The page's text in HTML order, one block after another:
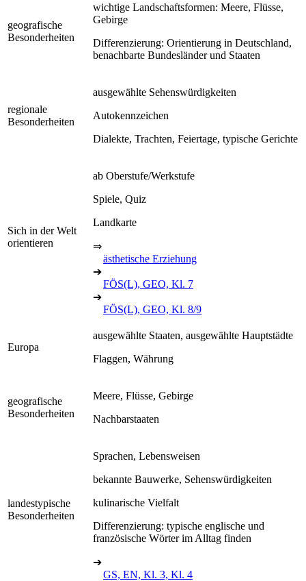
geografische
Besonderheiten
wichtige Landschaftsformen: Meere, Flüsse,
Gebirge
Differenzierung: Orientierung in Deutschland,
benachbarte Bundesländer und Staaten
regionale
Besonderheiten
ausgewählte Sehenswürdigkeiten
Autokennzeichen
Dialekte, Trachten, Feiertage, typische Gerichte
Sich in der Welt
orientieren
ab Oberstufe/Werkstufe
Spiele, Quiz
Landkarte
⇒
ästhetische Erziehung
➔
FÖS(L), GEO, Kl. 7
➔
FÖS(L), GEO, Kl. 8/9
Europa
ausgewählte Staaten, ausgewählte Hauptstädte
Flaggen, Währung
geografische
Besonderheiten
Meere, Flüsse, Gebirge
Nachbarstaaten
landestypische
Besonderheiten
Sprachen, Lebensweisen
bekannte Bauwerke, Sehenswürdigkeiten
kulinarische Vielfalt
Differenzierung: typische englische und
französische Wörter im Alltag finden
➔
GS, EN, Kl. 3, Kl. 4